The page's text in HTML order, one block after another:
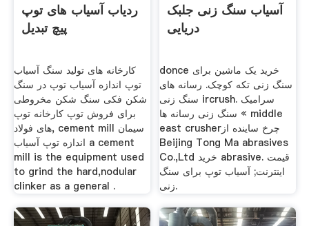
ردیاب آسیاب های توپ
پیچ تبدیل
کارخانه های تولید سنگ آسیاب
توپ اندازه آسیاب توپ در سنگ
شکن فکی سنگ شکن مخروطی
برای فروش توپ کارخانه توپ
های فولاد, cement mill سیمان
اندازه توپ آسیاب a cement
mill is the equipment used
to grind the hard,nodular
clinker as a general .
آسیاب سنگ زنی جلبک
دریایی
donce خرید یک ماشین برای
سنگ زنی تکه کوچک. رسانه های
سنگ زنی ircrush. سرامیک
سنگ زنی رسانه ها « middle
east crusherچرخ ساینده از
Beijing Tong Ma abrasives
Co.,Ltd خرید abrasive. قیمت
اینترنت; آسیاب توپ برای سنگ
زنی.